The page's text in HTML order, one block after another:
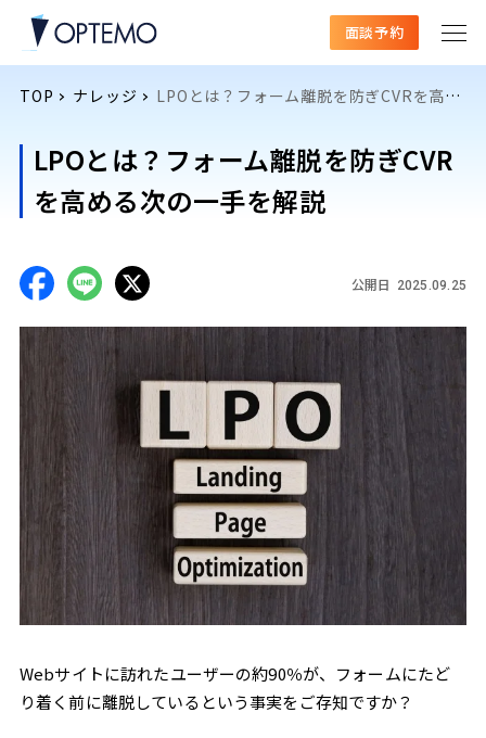
面談予約
TOP ナレッジ LPOとは？フォーム離脱を防ぎCVRを高める次の一手を解説
LPOとは？フォーム離脱を防ぎCVR
を高める次の一手を解説
公開日 2025.09.25
Webサイトに訪れたユーザーの約90％が、フォームにたど
り着く前に離脱しているという事実をご存知ですか？